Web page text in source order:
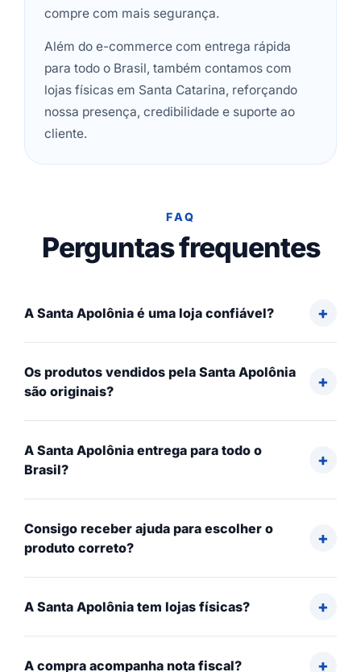
compre com mais segurança.
Além do e-commerce com entrega rápida
para todo o Brasil, também contamos com
lojas físicas em Santa Catarina, reforçando
nossa presença, credibilidade e suporte ao
cliente.
FAQ
Perguntas frequentes
A Santa Apolônia é uma loja confiável?
Os produtos vendidos pela Santa Apolônia
são originais?
A Santa Apolônia entrega para todo o
Brasil?
Consigo receber ajuda para escolher o
produto correto?
A Santa Apolônia tem lojas físicas?
A compra acompanha nota fiscal?